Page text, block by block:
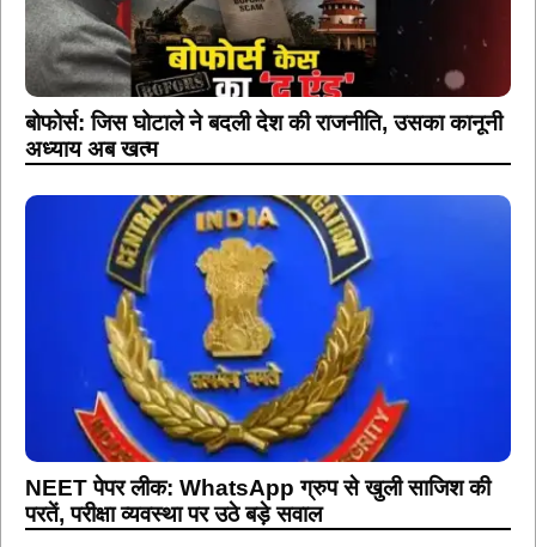
बोफोर्स: जिस घोटाले ने बदली देश की राजनीति, उसका कानूनी
अध्याय अब खत्म
NEET पेपर लीक: WhatsApp ग्रुप से खुली साजिश की
परतें, परीक्षा व्यवस्था पर उठे बड़े सवाल